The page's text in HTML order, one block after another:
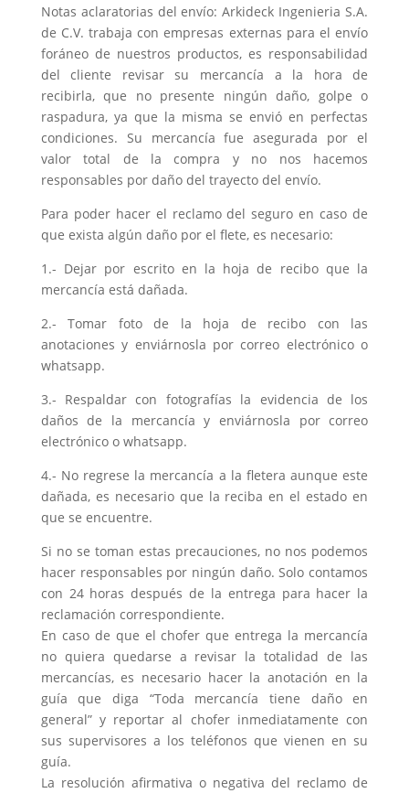
Notas aclaratorias del envío: Arkideck Ingenieria S.A.
de C.V. trabaja con empresas externas para el envío
foráneo de nuestros productos, es responsabilidad
del cliente revisar su mercancía a la hora de
recibirla, que no presente ningún daño, golpe o
raspadura, ya que la misma se envió en perfectas
condiciones. Su mercancía fue asegurada por el
valor total de la compra y no nos hacemos
responsables por daño del trayecto del envío.
Para poder hacer el reclamo del seguro en caso de
que exista algún daño por el flete, es necesario:
1.- Dejar por escrito en la hoja de recibo que la
mercancía está dañada.
2.- Tomar foto de la hoja de recibo con las
anotaciones y enviárnosla por correo electrónico o
whatsapp.
3.- Respaldar con fotografías la evidencia de los
daños de la mercancía y enviárnosla por correo
electrónico o whatsapp.
4.- No regrese la mercancía a la fletera aunque este
dañada, es necesario que la reciba en el estado en
que se encuentre.
Si no se toman estas precauciones, no nos podemos
hacer responsables por ningún daño. Solo contamos
con 24 horas después de la entrega para hacer la
reclamación correspondiente.
En caso de que el chofer que entrega la mercancía
no quiera quedarse a revisar la totalidad de las
mercancías, es necesario hacer la anotación en la
guía que diga “Toda mercancía tiene daño en
general” y reportar al chofer inmediatamente con
sus supervisores a los teléfonos que vienen en su
guía.
La resolución afirmativa o negativa del reclamo de